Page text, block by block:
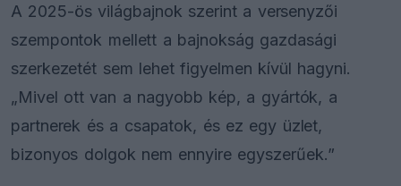
A 2025-ös világbajnok szerint a versenyzői
szempontok mellett a bajnokság gazdasági
szerkezetét sem lehet figyelmen kívül hagyni.
„Mivel ott van a nagyobb kép, a gyártók, a
partnerek és a csapatok, és ez egy üzlet,
bizonyos dolgok nem ennyire egyszerűek.”